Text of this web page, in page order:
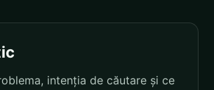
intenția de căutare și ce